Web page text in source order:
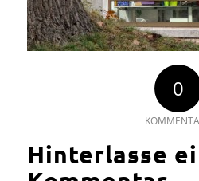
0
Hinterlasse